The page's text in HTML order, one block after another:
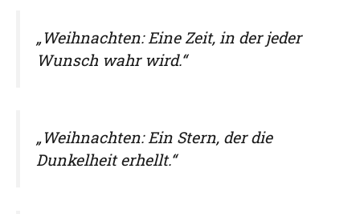
„Weihnachten: Eine Zeit, in der jeder
Wunsch wahr wird.“
„Weihnachten: Ein Stern, der die
Dunkelheit erhellt.“